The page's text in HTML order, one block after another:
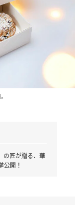
の匠が贈る、華
公開！